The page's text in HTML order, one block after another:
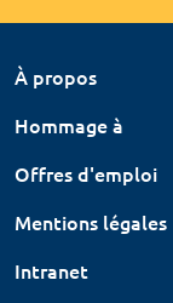
À propos
Hommage à
Offres d'emploi
Mentions légales
Intranet